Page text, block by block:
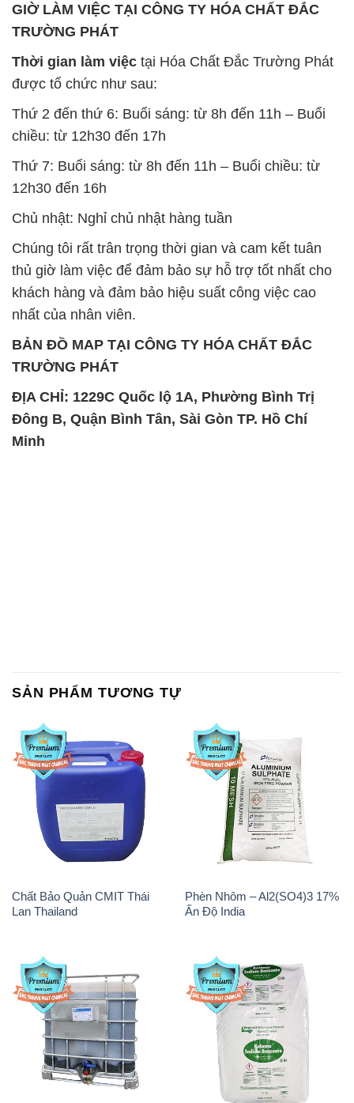
GIỜ LÀM VIỆC TẠI CÔNG TY HÓA CHẤT ĐẮC
TRƯỜNG PHÁT
Thời gian làm việc tại Hóa Chất Đắc Trường Phát
được tổ chức như sau:
Thứ 2 đến thứ 6: Buổi sáng: từ 8h đến 11h – Buổi
chiều: từ 12h30 đến 17h
Thứ 7: Buổi sáng: từ 8h đến 11h – Buổi chiều: từ
12h30 đến 16h
Chủ nhật: Nghỉ chủ nhật hàng tuần
Chúng tôi rất trân trọng thời gian và cam kết tuân
thủ giờ làm việc để đảm bảo sự hỗ trợ tốt nhất cho
khách hàng và đảm bảo hiệu suất công việc cao
nhất của nhân viên.
BẢN ĐỒ MAP TẠI CÔNG TY HÓA CHẤT ĐẮC
TRƯỜNG PHÁT
ĐỊA CHỈ: 1229C Quốc lộ 1A, Phường Bình Trị
Đông B, Quận Bình Tân, Sài Gòn TP. Hồ Chí
Minh
SẢN PHẨM TƯƠNG TỰ
Chất Bảo Quản CMIT Thái
Lan Thailand
Phèn Nhôm – Al2(SO4)3 17%
Ấn Độ India